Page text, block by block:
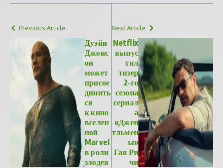
Previous Article
Дуэйн
Джонс
он
может
присое
динить
ся
к кино
вселен
ной
Marvel
в роли
злодея
Next Article
Netflix
выпус
тил
тизер
2‑го
сезона
сериал
а
«Джен
тльмен
ы»
Гая Ри
чи